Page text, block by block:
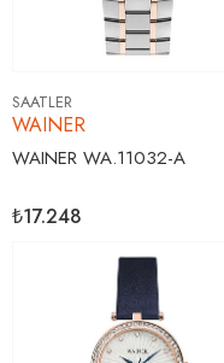
SAATLER
WAINER
WAINER WA.11032-A
₺17.248